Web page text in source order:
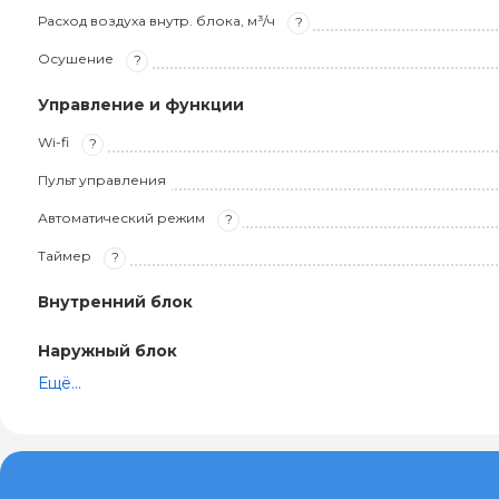
Расход воздуха внутр. блока, м³/ч ?
Осушение ?
Управление и функции
Wi-fi ?
Пульт управления
Автоматический режим ?
Таймер ?
Внутренний блок
Наружный блок
Ещё...